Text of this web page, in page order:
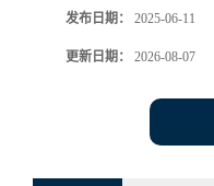
发布日期： 2025-06-11
更新日期： 2026-08-07